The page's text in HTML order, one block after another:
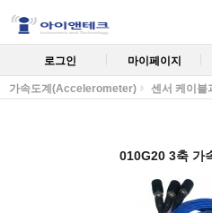
로그인 마이페이지
가속도계(Accelerometer) 센서 케이블
010G20 3축 가